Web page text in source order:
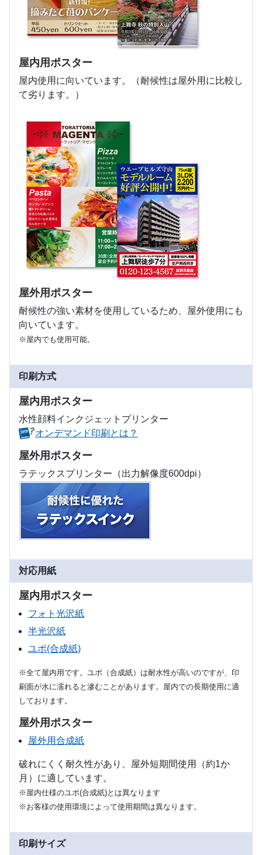
屋内用ポスター
屋内使用に向いています。（耐候性は屋外用に比較し
て劣ります。）
屋外用ポスター
耐候性の強い素材を使用しているため、屋外使用にも
向いています。
※屋内でも使用可能。
印刷方式
屋内用ポスター
水性顔料インクジェットプリンター
オンデマンド印刷とは？
屋外用ポスター
ラテックスプリンター（出力解像度600dpi）
対応用紙
屋内用ポスター
フォト光沢紙
半光沢紙
ユポ(合成紙)
※全て屋内用です。ユポ（合成紙）は耐水性が高いのですが、印
刷面が水に濡れると滲むことがあります。屋内での長期使用に適
しております。
屋外用ポスター
屋外用合成紙
破れにくく耐久性があり、屋外短期間使用（約1か
月）に適しています。
※屋内仕様のユポ(合成紙)とは異なります
※お客様の使用環境によって使用期間は異なります。
印刷サイズ